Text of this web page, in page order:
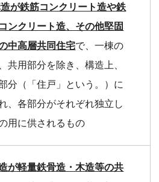
が鉄筋コンクリート造や鉄
ンクリート造、その他堅固
中高層共同住宅で、一棟の
共用部分を除き、構造上、
分（「住戸」という。）に
、各部分がそれぞれ独立し
用に供されるもの
が軽量鉄骨造・木造等の共